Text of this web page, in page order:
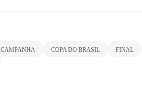
CAMPANHA COPA DO BRASIL FINAL